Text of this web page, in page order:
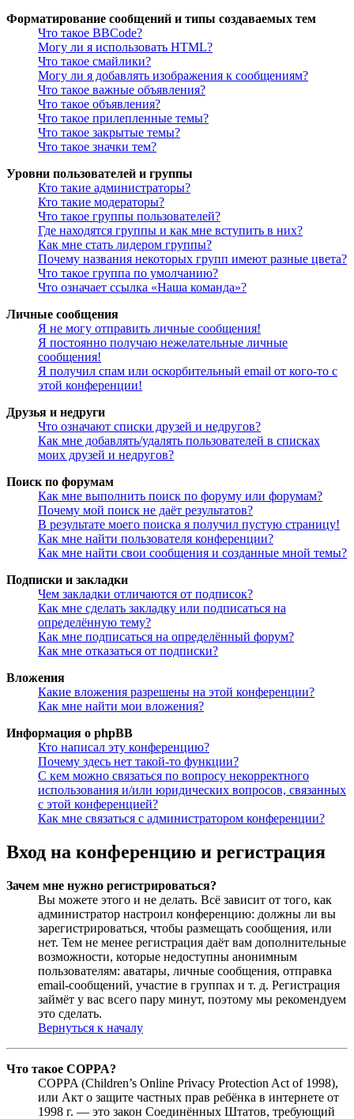
Форматирование сообщений и типы создаваемых тем
Что такое BBCode?
Могу ли я использовать HTML?
Что такое смайлики?
Могу ли я добавлять изображения к сообщениям?
Что такое важные объявления?
Что такое объявления?
Что такое прилепленные темы?
Что такое закрытые темы?
Что такое значки тем?
Уровни пользователей и группы
Кто такие администраторы?
Кто такие модераторы?
Что такое группы пользователей?
Где находятся группы и как мне вступить в них?
Как мне стать лидером группы?
Почему названия некоторых групп имеют разные цвета?
Что такое группа по умолчанию?
Что означает ссылка «Наша команда»?
Личные сообщения
Я не могу отправить личные сообщения!
Я постоянно получаю нежелательные личные
сообщения!
Я получил спам или оскорбительный email от кого-то с
этой конференции!
Друзья и недруги
Что означают списки друзей и недругов?
Как мне добавлять/удалять пользователей в списках
моих друзей и недругов?
Поиск по форумам
Как мне выполнить поиск по форуму или форумам?
Почему мой поиск не даёт результатов?
В результате моего поиска я получил пустую страницу!
Как мне найти пользователя конференции?
Как мне найти свои сообщения и созданные мной темы?
Подписки и закладки
Чем закладки отличаются от подписок?
Как мне сделать закладку или подписаться на
определённую тему?
Как мне подписаться на определённый форум?
Как мне отказаться от подписки?
Вложения
Какие вложения разрешены на этой конференции?
Как мне найти мои вложения?
Информация о phpBB
Кто написал эту конференцию?
Почему здесь нет такой-то функции?
С кем можно связаться по вопросу некорректного
использования и/или юридических вопросов, связанных
с этой конференцией?
Как мне связаться с администратором конференции?
Вход на конференцию и регистрация
Зачем мне нужно регистрироваться?
Вы можете этого и не делать. Всё зависит от того, как
администратор настроил конференцию: должны ли вы
зарегистрироваться, чтобы размещать сообщения, или
нет. Тем не менее регистрация даёт вам дополнительные
возможности, которые недоступны анонимным
пользователям: аватары, личные сообщения, отправка
email-сообщений, участие в группах и т. д. Регистрация
займёт у вас всего пару минут, поэтому мы рекомендуем
это сделать.
Вернуться к началу
Что такое COPPA?
COPPA (Children’s Online Privacy Protection Act of 1998),
или Акт о защите частных прав ребёнка в интернете от
1998 г. — это закон Соединённых Штатов, требующий